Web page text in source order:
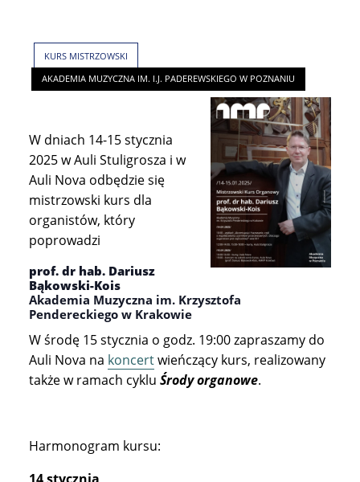
KURS MISTRZOWSKI
AKADEMIA MUZYCZNA IM. I.J. PADEREWSKIEGO W POZNANIU
W dniach 14-15 stycznia
2025 w Auli Stuligrosza i w
Auli Nova odbędzie się
mistrzowski kurs dla
organistów, który
poprowadzi
prof. dr hab. Dariusz
Bąkowski-Kois
Akademia Muzyczna im. Krzysztofa
Pendereckiego w Krakowie
W środę 15 stycznia o godz. 19:00 zapraszamy do
Auli Nova na koncertwieńczący kurs, realizowany
także w ramach cyklu Środy organowe.
Harmonogram kursu: